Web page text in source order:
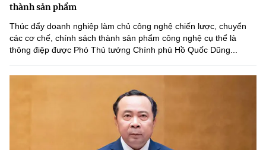
thành sản phẩm
Thúc đẩy doanh nghiệp làm chủ công nghệ chiến lược, chuyển
các cơ chế, chính sách thành sản phẩm công nghệ cụ thể là
thông điệp được Phó Thủ tướng Chính phủ Hồ Quốc Dũng...